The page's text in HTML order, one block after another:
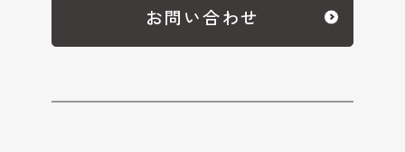
お問い合わせ